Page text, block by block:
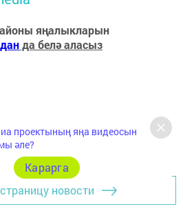
яңалыкларын
да белә аласыз
новости
проектының яңа видеосын
әле?
Карарга